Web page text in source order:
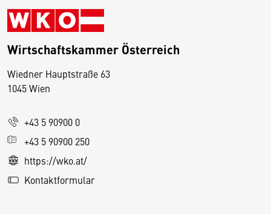
Wirtschaftskammer Österreich
Wiedner Hauptstraße 63
1045 Wien
+43 5 90900 0
+43 5 90900 250
https://wko.at/
Kontaktformular
D
s
e
S
e